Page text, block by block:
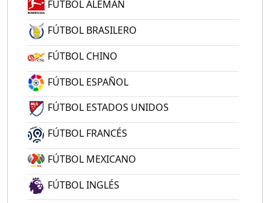
FÚTBOL ALEMÁN
FÚTBOL BRASILERO
FÚTBOL CHINO
FÚTBOL ESPAÑOL
FÚTBOL ESTADOS UNIDOS
FÚTBOL FRANCÉS
FÚTBOL MEXICANO
FÚTBOL INGLÉS